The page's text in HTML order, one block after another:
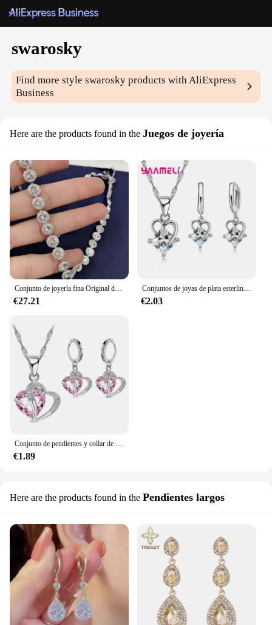
swarosky
Find more styleswarosky products with AliExpress
Business
Here are the products found in the Juegos de joyería
Conjunto de joyería fina Original de acero inoxidable para mujer, collar de Ángel encantador, pulsera, pendientes, anillo, accesorios de boda
€27.21
Conjuntos de joyas de plata esterlina 925 para mujer, collar y pendientes con dijes de corazón de circón cúbico brillante, para compromiso de boda, 32 modelos
€2.03
Conjunto de pendientes y collar de circonita cúbica para mujer, joyería de lujo para Piercing de cartílago, diseño de corazón de boda, Plata de Ley 925
€1.89
Here are the products found in the Pendientes largos